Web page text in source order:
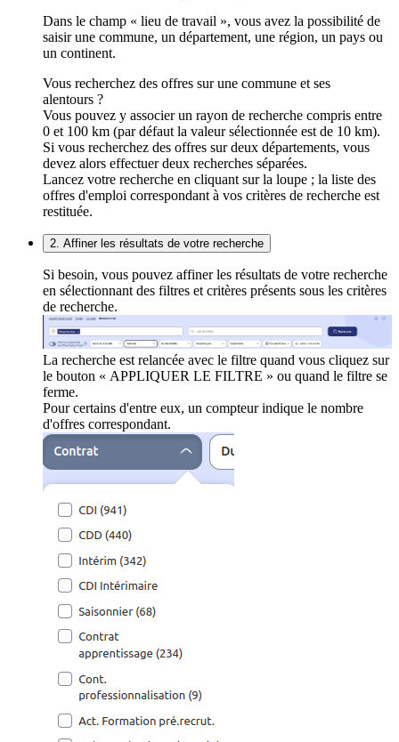
Dans le champ « lieu de travail », vous avez la possibilité de
saisir une commune, un département, une région, un pays ou
un continent.
Vous recherchez des offres sur une commune et ses
alentours ?
Vous pouvez y associer un rayon de recherche compris entre
0 et 100 km (par défaut la valeur sélectionnée est de 10 km).
Si vous recherchez des offres sur deux départements, vous
devez alors effectuer deux recherches séparées.
Lancez votre recherche en cliquant sur la loupe ; la liste des
offres d'emploi correspondant à vos critères de recherche est
restituée.
2. Affiner les résultats de votre recherche
Si besoin, vous pouvez affiner les résultats de votre recherche
en sélectionnant des filtres et critères présents sous les critères
de recherche.
La recherche est relancée avec le filtre quand vous cliquez sur
le bouton « APPLIQUER LE FILTRE » ou quand le filtre se
ferme.
Pour certains d'entre eux, un compteur indique le nombre
d'offres correspondant.